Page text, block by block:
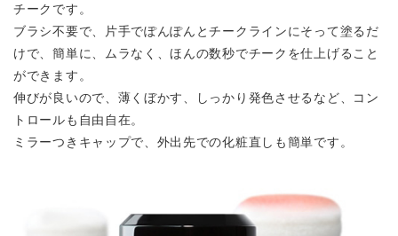
チークです。
ブラシ不要で、片手でぽんぽんとチークラインにそって塗るだ
けで、簡単に、ムラなく、ほんの数秒でチークを仕上げること
ができます。
伸びが良いので、薄くぼかす、しっかり発色させるなど、コン
トロールも自由自在。
ミラーつきキャップで、外出先での化粧直しも簡単です。